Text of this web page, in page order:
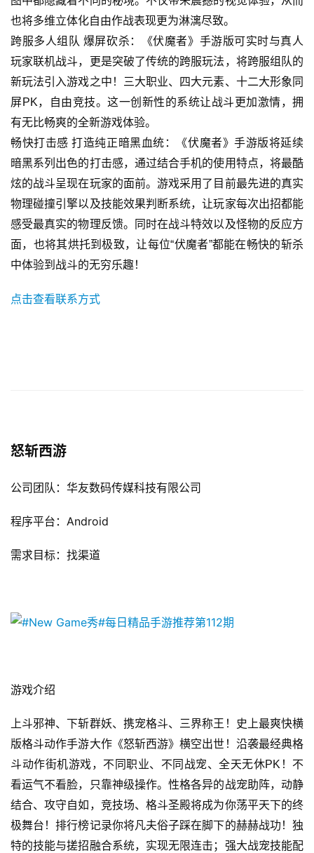
首
页
游
茶
原
也将多维立体化自由作战表现更为淋漓尽致。
跨服多人组队 爆屏砍杀：
《伏魔者》手游版可实时与真人
玩家联机战斗，更是突破了传统的跨服玩法，将跨服组队的
新玩法引入游戏之中！三大职业、四大元素、十二大形象同
屏PK，自由竞技。这一创新性的系统让战斗更加激情，拥
有无比畅爽的全新游戏体验。
畅快打击感 打造纯正暗黑血统：
《伏魔者》手游版将延续
暗黑系列出色的打击感，通过结合手机的使用特点，将最酷
炫的战斗呈现在玩家的面前。游戏采用了目前最先进的真实
物理碰撞引擎以及技能效果判断系统，让玩家每次出招都能
感受最真实的物理反馈。同时在战斗特效以及怪物的反应方
面，也将其烘托到极致，让每位“伏魔者”都能在畅快的斩杀
中体验到战斗的无穷乐趣！
点击查看联系方式
怒斩西游
公司团队：华友数码传媒科技有限公司
程序平台：Android
需求目标：找渠道
游戏介绍
上斗邪神、下斩群妖、携宠格斗、三界称王！史上最爽快横
版格斗动作手游大作《怒斩西游》横空出世！沿袭最经典格
斗动作街机游戏，不同职业、不同战宠、全天无休PK！不
看运气不看脸，只靠神级操作。性格各异的战宠助阵，动静
结合、攻守自如，竞技场、格斗圣殿将成为你荡平天下的终
极舞台！排行榜记录你将凡夫俗子踩在脚下的赫赫战功！独
特的技能与搓招融合系统，实现无限连击；强大战宠技能配